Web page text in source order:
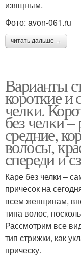
изящным.
Фото: avon-061.ru
читать дальше →
Варианты
короткие и
челки.
без челки
средние,
волосы,
спереди и
Каре без челки –
причесок на
всем женщинам,
типа волос,
Рассмотрим все
тип стрижки, как
прическу.